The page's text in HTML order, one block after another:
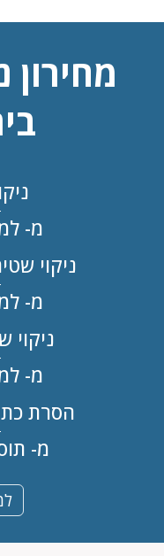
מחירון
מ- למ"ר
ניקוי
מ- למ"ר
ניקוי
מ- למ"ר
הסרת
מ- תוספת